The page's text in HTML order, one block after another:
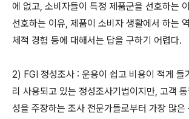
에 없고, 소비자들이 특정 제품군을 선호하는
선호하는 이유, 제품이 소비자 생활에서 하는
체적 경험 등에 대해서는 답을 구하기 어렵다.
2) FGI 정성조사 : 운용이 쉽고 비용이 적게 들
리 사용되고 있는 정성조사기법이지만, 고객
성을 주장하는 조사 전문가들로부터 가장 많은